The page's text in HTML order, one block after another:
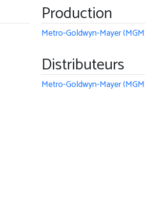
Production
Metro-Goldwyn-Mayer
Distributeurs
Metro-Goldwyn-Mayer